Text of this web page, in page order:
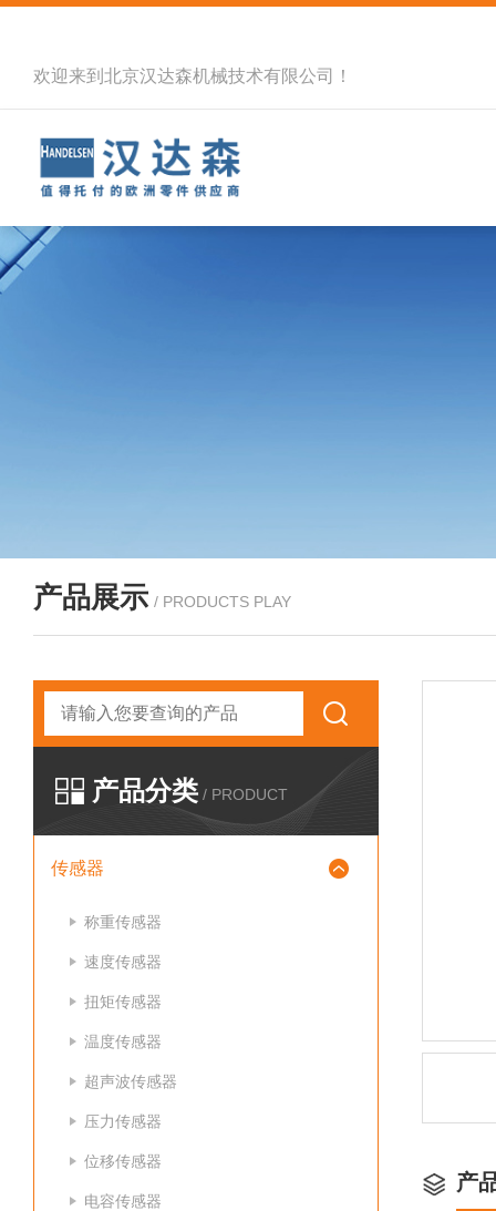
欢迎来到北京汉达森机械技术有限公司！
产品展示 / PRODUCTS PLAY
产品分类 / PRODUCT
传感器
称重传感器
速度传感器
扭矩传感器
温度传感器
超声波传感器
压力传感器
位移传感器
电容传感器
产